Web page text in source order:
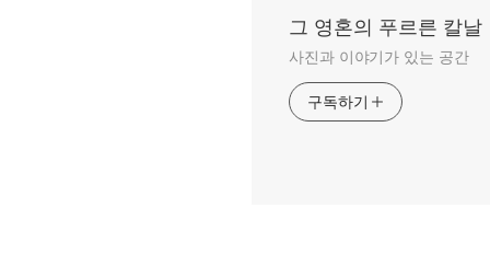
그 영혼의 푸르른 칼날
사진과 이야기가 있는 공간
구독하기